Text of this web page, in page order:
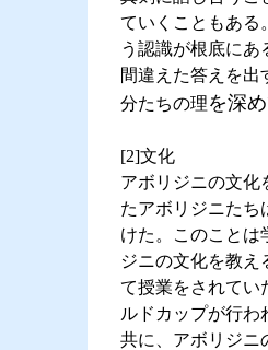
ていくこともある
う認識が根底に
間違えた答えを
分たちの理を深
[2]文化
アボリジニの文化
たアボリジニたち
けた。このことは
ジニの文化を教
て授業をされてい
ルドカップが行
共に、アボリジニ